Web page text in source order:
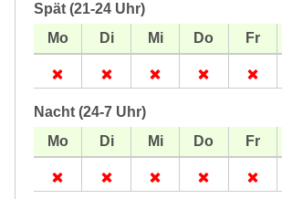
Spät (21-24 Uhr)
Nacht (24-7 Uhr)